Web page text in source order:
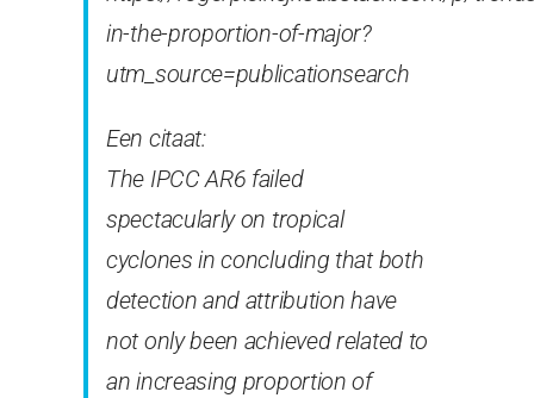
in-the-proportion-of-major?
utm_source=publicationsearch
Een citaat:
The IPCC AR6 failed
spectacularly on tropical
cyclones in concluding that both
detection and attribution have
not only been achieved related to
an increasing proportion of